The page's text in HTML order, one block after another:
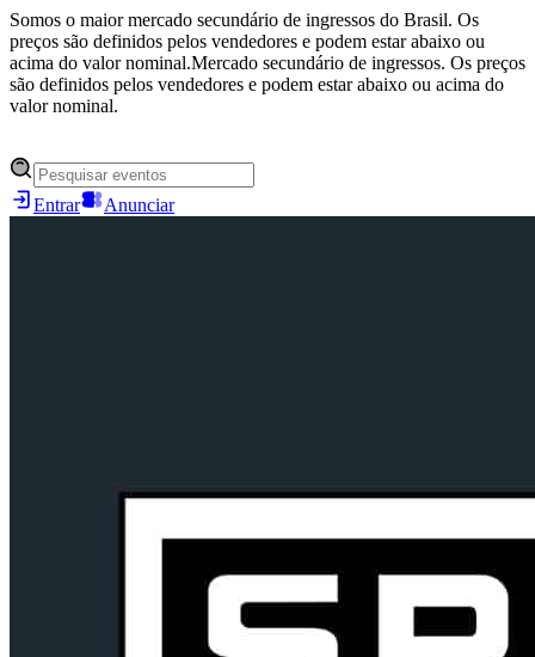
Somos o maior mercado secundário de ingressos do Brasil. Os
preços são definidos pelos vendedores e podem estar abaixo ou
acima do valor nominal.Mercado secundário de ingressos. Os preços
são definidos pelos vendedores e podem estar abaixo ou acima do
valor nominal.
Entrar Anunciar